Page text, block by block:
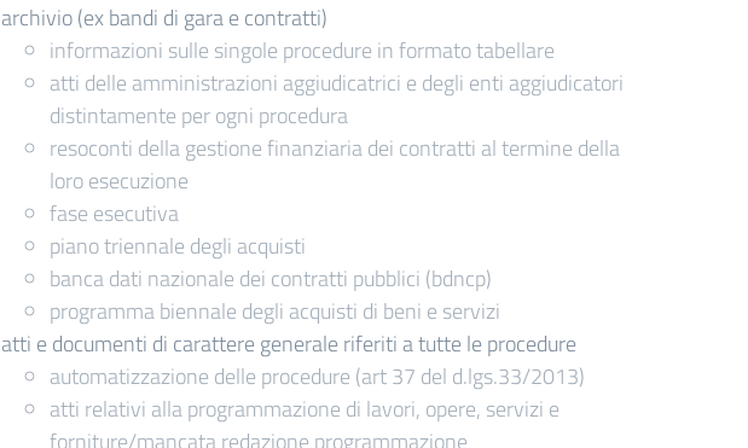
archivio (ex bandi di gara e contratti)
informazioni sulle singole procedure in formato tabellare
atti delle amministrazioni aggiudicatrici e degli enti aggiudicatori
distintamente per ogni procedura
resoconti della gestione finanziaria dei contratti al termine della
loro esecuzione
fase esecutiva
piano triennale degli acquisti
banca dati nazionale dei contratti pubblici (bdncp)
programma biennale degli acquisti di beni e servizi
atti e documenti di carattere generale riferiti a tutte le procedure
automatizzazione delle procedure (art 37 del d.lgs.33/2013)
atti relativi alla programmazione di lavori, opere, servizi e
forniture/mancata redazione programmazione